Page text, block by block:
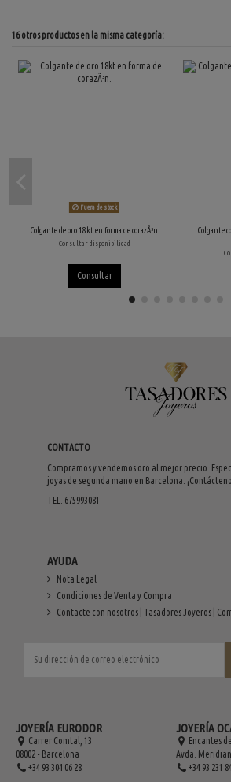
16 otros productos en la misma categoría:
Fuera de stock
Colgante de oro 18kt en forma de corazÃ³n.
Consultar disponibilidad
Consultar
Colgante
CONTACTO
Compramos y vendemos oro al mejor precio.
joyas de segunda mano en Barcelona.
TEL. 675993081
AYUDA
Nota Legal
Condiciones de Venta y Compra
Contacte con nosotros | Tasadores Joyeros |
JOYERÍA EURODOR
Carrer Comtal, 13
08002 - Barcelona
+34 93 304 06 28
JOYERÍA
Encantes
Avda.
+34 93 231